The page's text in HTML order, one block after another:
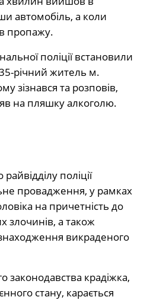
автомобіль, а коли
пропажу.
поліції встановили
річний житель м.
зізнався та розповів,
на пляшку алкоголю.
поліції
провадження, у рамках
на причетність до
злочинів, а також
викраденого
законодавства крадіжка,
стану, карається